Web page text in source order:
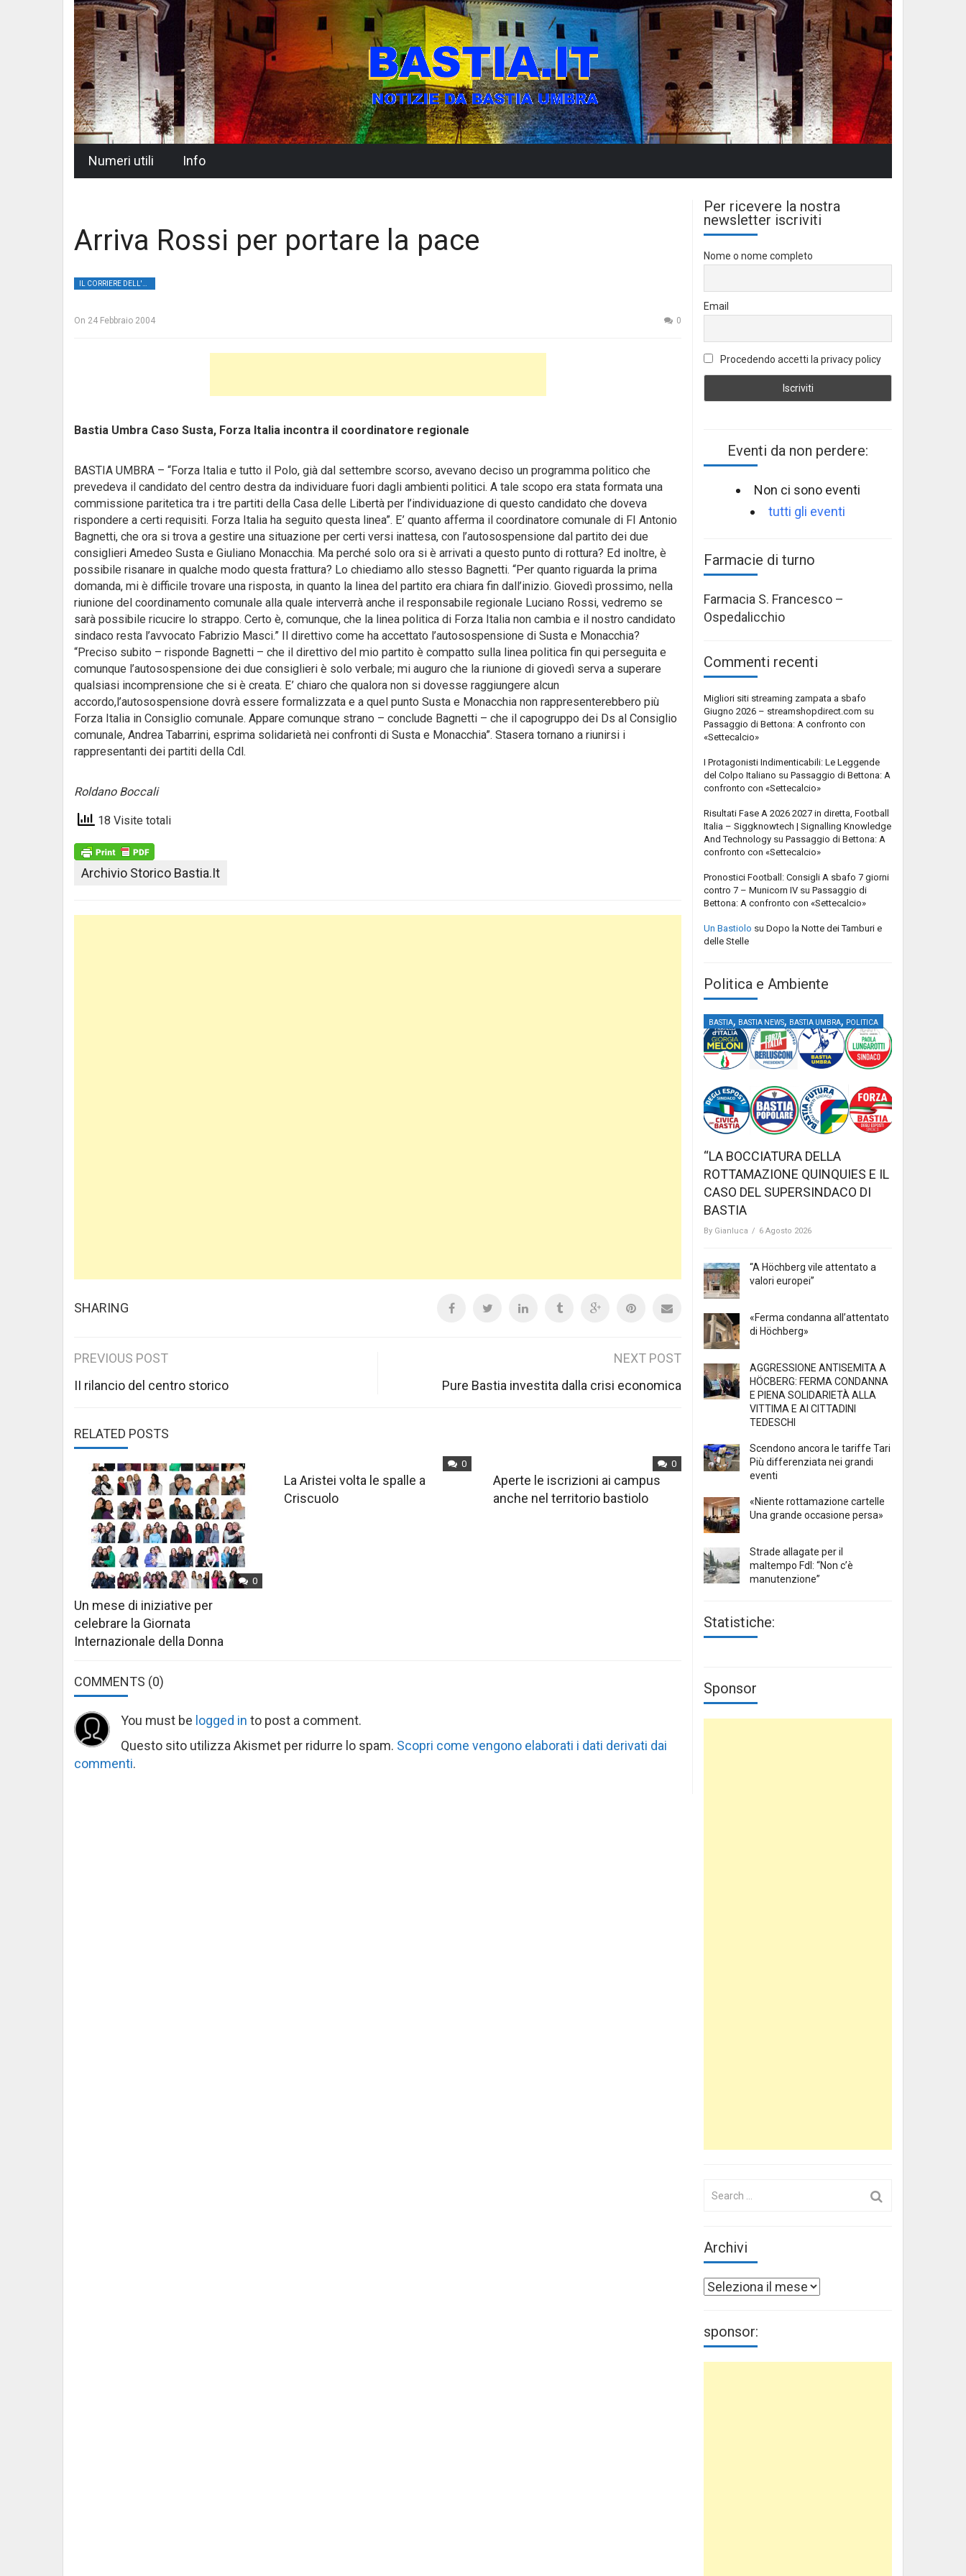
Numeri utili Info
Arriva Rossi per portare la pace
On 24 Febbraio 2004 0
Bastia Umbra Caso Susta, Forza Italia incontra il coordinatore regionale
BASTIA UMBRA – “Forza Italia e tutto il Polo, già dal settembre scorso, avevano deciso un programma politico che
prevedeva il candidato del centro destra da individuare fuori dagli ambienti politici. A tale scopo era stata formata una
commissione paritetica tra i tre partiti della Casa delle Libertà per l’individuazione di questo candidato che doveva
rispondere a certi requisiti. Forza Italia ha seguito questa linea”. E’ quanto afferma il coordinatore comunale di FI Antonio
Bagnetti, che ora si trova a gestire una situazione per certi versi inattesa, con l’autosospensione dal partito dei due
consiglieri Amedeo Susta e Giuliano Monacchia. Ma perché solo ora si è arrivati a questo punto di rottura? Ed inoltre, è
possibile risanare in qualche modo questa frattura? Lo chiediamo allo stesso Bagnetti. “Per quanto riguarda la prima
domanda, mi è difficile trovare una risposta, in quanto la linea del partito era chiara fin dall’inizio. Giovedì prossimo, nella
riunione del coordinamento comunale alla quale interverrà anche il responsabile regionale Luciano Rossi, vedremo se
sarà possibile ricucire lo strappo. Certo è, comunque, che la linea politica di Forza Italia non cambia e il nostro candidato
sindaco resta l’avvocato Fabrizio Masci.” Il direttivo come ha accettato l’autosospensione di Susta e Monacchia?
“Preciso subito – risponde Bagnetti – che il direttivo del mio partito è compatto sulla linea politica fin qui perseguita e
comunque l’autosospensione dei due consiglieri è solo verbale; mi auguro che la riunione di giovedì serva a superare
qualsiasi incomprensione che si è creata. E’ chiaro che qualora non si dovesse raggiungere alcun
accordo,l’autosospensione dovrà essere formalizzata e a quel punto Susta e Monacchia non rappresenterebbero più
Forza Italia in Consiglio comunale. Appare comunque strano – conclude Bagnetti – che il capogruppo dei Ds al Consiglio
comunale, Andrea Tabarrini, esprima solidarietà nei confronti di Susta e Monacchia”. Stasera tornano a riunirsi i
rappresentanti dei partiti della Cdl.
Roldano Boccali
18 Visite totali
Archivio Storico Bastia.it
SHARING
Post
navigation
PREVIOUS POST
II rilancio del centro storico
NEXT POST
Pure Bastia investita dalla crisi economica
RELATED POSTS
0
Un mese di iniziative per
celebrare la Giornata
Internazionale della Donna
0
La Aristei volta le spalle a
Criscuolo
0
Aperte le iscrizioni ai campus
anche nel territorio bastiolo
COMMENTS (0)
You must be logged in to post a comment.
Questo sito utilizza Akismet per ridurre lo spam. Scopri come vengono elaborati i dati derivati dai
commenti.
Per ricevere la nostra
newsletter iscriviti
Nome o nome completo
Email
Procedendo accetti la privacy policy
Eventi da non perdere:
Non ci sono eventi
tutti gli eventi
Farmacie di turno
Farmacia S. Francesco –
Ospedalicchio
Commenti recenti
Migliori siti streaming zampata a sbafo
Giugno 2026 – streamshopdirect.com su
Passaggio di Bettona: A confronto con
«Settecalcio»
I Protagonisti Indimenticabili: Le Leggende
del Colpo Italiano su Passaggio di Bettona: A
confronto con «Settecalcio»
Risultati Fase A 2026 2027 in diretta, Football
Italia – Siggknowtech | Signalling Knowledge
And Technology su Passaggio di Bettona: A
confronto con «Settecalcio»
Pronostici Football: Consigli A sbafo 7 giorni
contro 7 – Municorn IV su Passaggio di
Bettona: A confronto con «Settecalcio»
Un Bastiolo su Dopo la Notte dei Tamburi e
delle Stelle
Politica e Ambiente
BASTIA, BASTIA NEWS, BASTIA UMBRA, POLITICA
“LA BOCCIATURA DELLA
ROTTAMAZIONE QUINQUIES E IL
CASO DEL SUPERSINDACO DI
BASTIA
By Gianluca / 6 Agosto 2026
“A Höchberg vile attentato a
valori europei”
«Ferma condanna all’attentato
di Höchberg»
AGGRESSIONE ANTISEMITA A
HÖCBERG: FERMA CONDANNA
E PIENA SOLIDARIETÀ ALLA
VITTIMA E AI CITTADINI
TEDESCHI
Scendono ancora le tariffe Tari
Più differenziata nei grandi
eventi
«Niente rottamazione cartelle
Una grande occasione persa»
Strade allagate per il
maltempo FdI: “Non c’è
manutenzione”
Statistiche:
Sponsor
Archivi
Archivi
sponsor: